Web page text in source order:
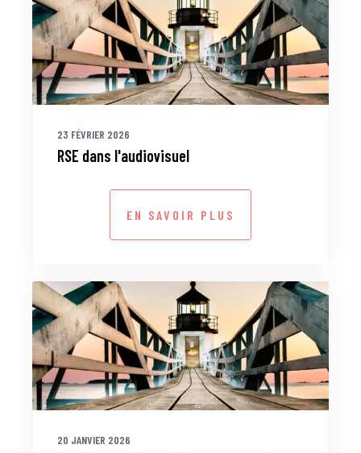
23 FÉVRIER 2026
RSE dans l'audiovisuel
EN SAVOIR PLUS
20 JANVIER 2026